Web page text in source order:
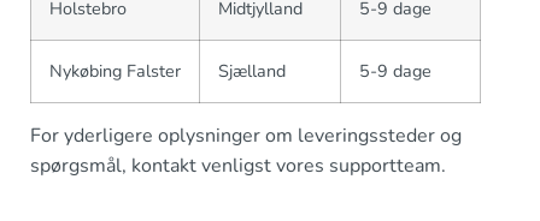
Holstebro Midtjylland 5-9 dage
Nykøbing Falster Sjælland 5-9 dage
For yderligere oplysninger om leveringssteder og
spørgsmål, kontakt venligst vores supportteam.